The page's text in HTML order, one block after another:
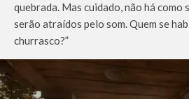
quebrada. Mas cuidado, não há como
serão atraídos pelo som. Quem se
churrasco?”